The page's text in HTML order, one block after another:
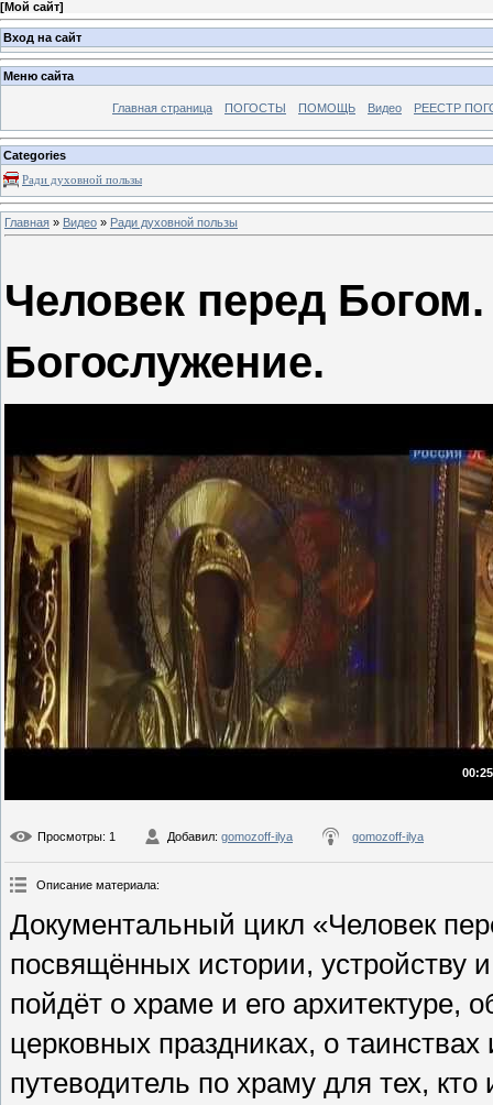
[Мой сайт]
Вход на сайт
Меню сайта
Главная страница ПОГОСТЫ ПОМОЩЬ Видео РЕЕСТР
Categories
Ради духовной пользы
Главная » Видео » Ради духовной пользы
Человек перед
Богослужение.
Просмотры: 1 Добавил: gomozoff-ilya gomozoff-ilya
Описание материала:
Документальный цикл «Человек
посвящённых истории, устройству
пойдёт о храме и его архитектуре,
церковных праздниках, о
путеводитель по храму для тех,